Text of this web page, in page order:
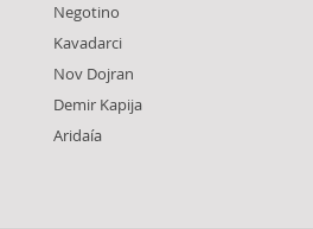
Negotino
Kavadarci
Nov Dojran
Demir Kapija
Aridaía